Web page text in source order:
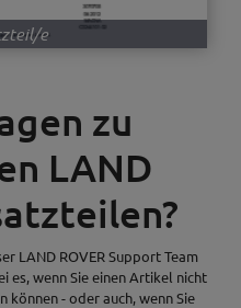
e
zu
LAND
LAND ROVER Support Team
es, wenn Sie einen Artikel nicht
- oder auch, wenn Sie